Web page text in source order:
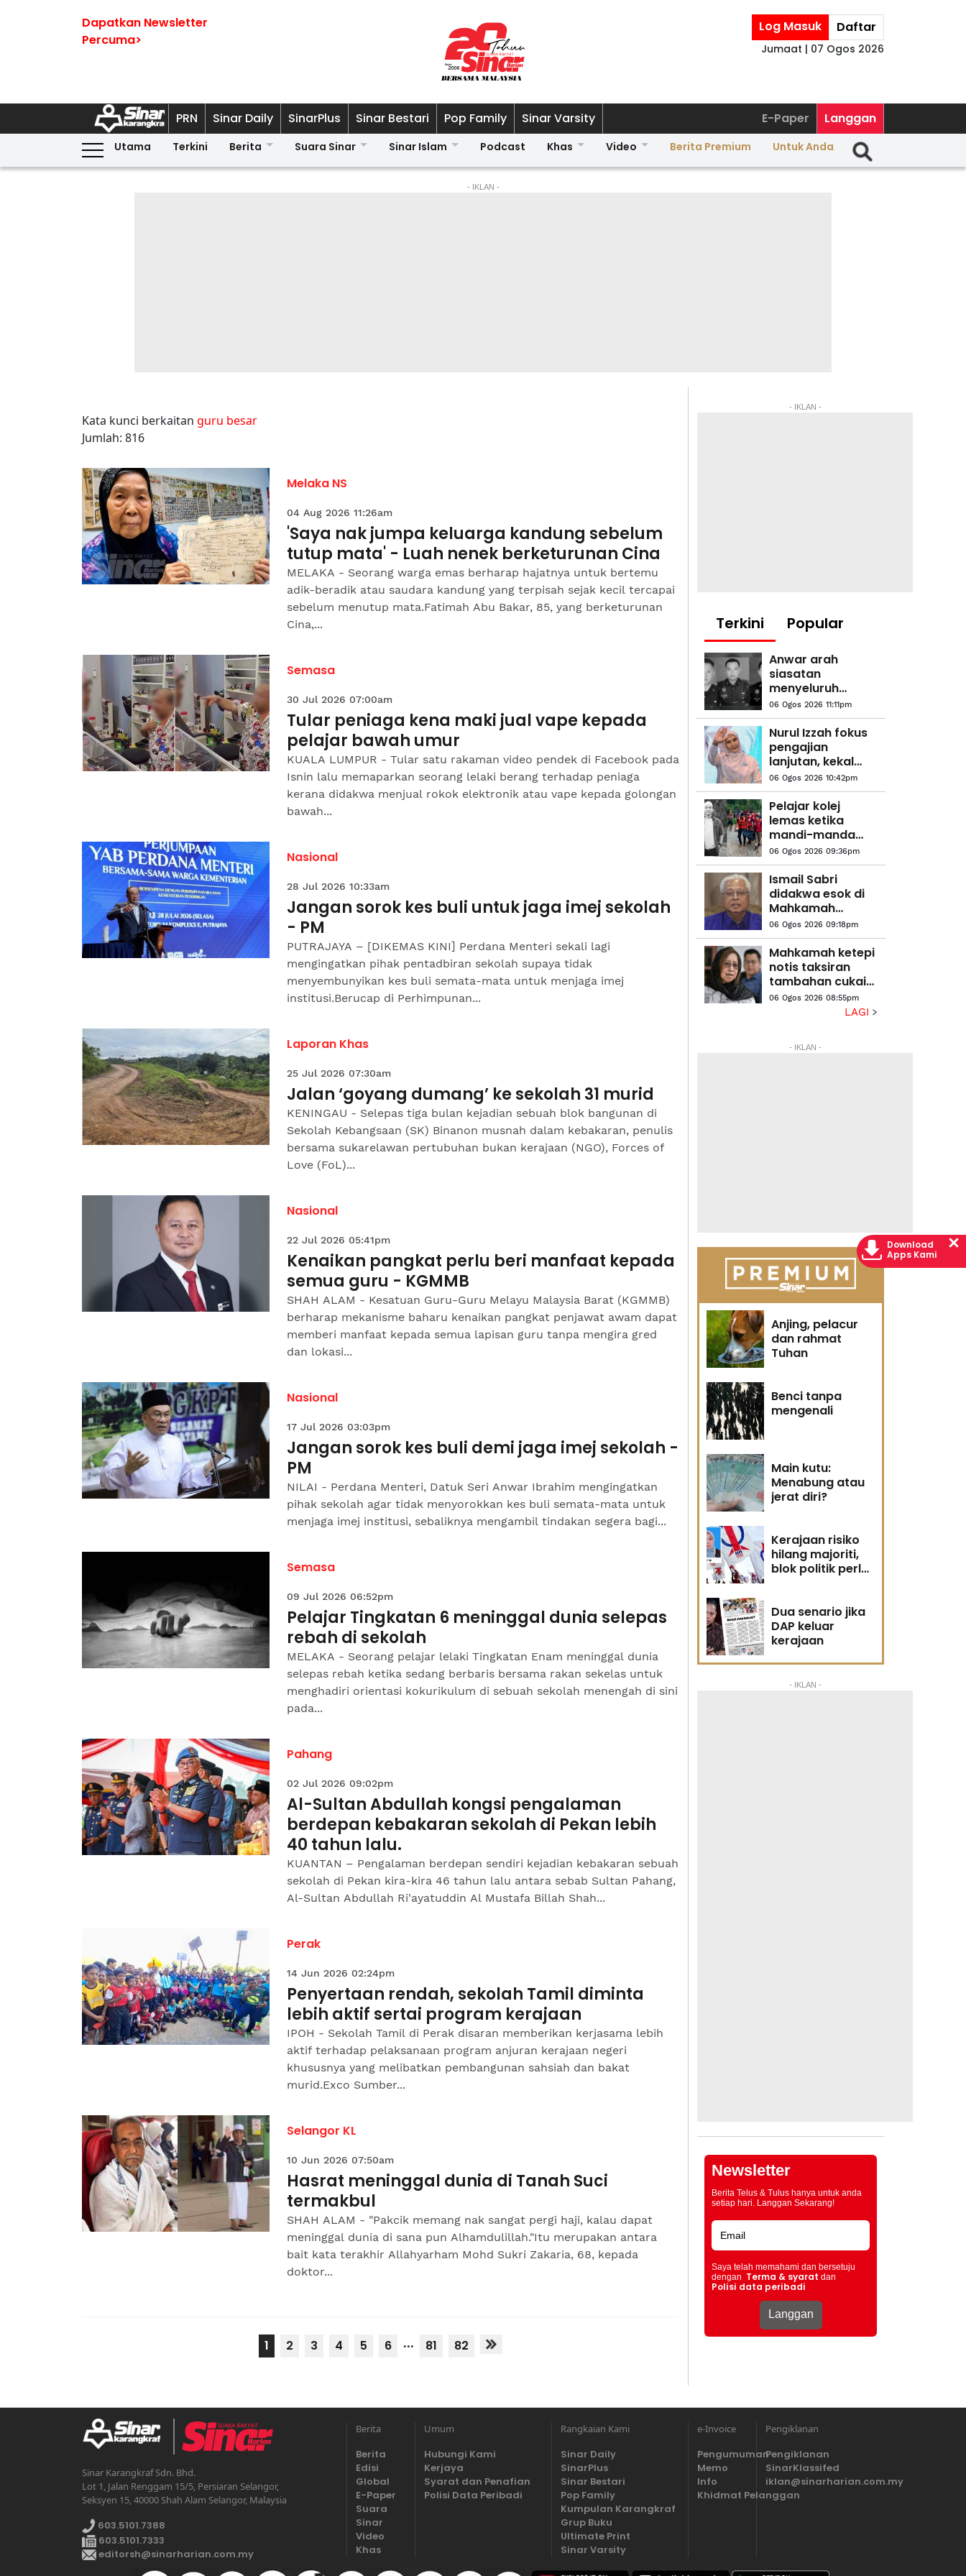
Dapatkan Newsletter
Percuma>
Log Masuk Daftar
Jumaat | 07 Ogos 2026
PRN Sinar Daily SinarPlus Sinar Bestari Pop Family Sinar Varsity E-Paper Langgan
Utama Terkini Berita Suara Sinar Sinar Islam Podcast Khas Video Berita Premium Untuk Anda
- IKLAN -
Kata kunci berkaitan guru besar
Jumlah: 816
Melaka NS
04 Aug 2026 11:26am
'Saya nak jumpa keluarga kandung sebelum
tutup mata' - Luah nenek berketurunan Cina
MELAKA - Seorang warga emas berharap hajatnya untuk bertemu
adik-beradik atau saudara kandung yang terpisah sejak kecil tercapai
sebelum menutup mata.Fatimah Abu Bakar, 85, yang berketurunan
Cina,...
Semasa
30 Jul 2026 07:00am
Tular peniaga kena maki jual vape kepada
pelajar bawah umur
KUALA LUMPUR - Tular satu rakaman video pendek di Facebook pada
Isnin lalu memaparkan seorang lelaki berang terhadap peniaga
kerana didakwa menjual rokok elektronik atau vape kepada golongan
bawah...
Nasional
28 Jul 2026 10:33am
Jangan sorok kes buli untuk jaga imej sekolah
- PM
PUTRAJAYA – [DIKEMAS KINI] Perdana Menteri sekali lagi
mengingatkan pihak pentadbiran sekolah supaya tidak
menyembunyikan kes buli semata-mata untuk menjaga imej
institusi.Berucap di Perhimpunan...
Laporan Khas
25 Jul 2026 07:30am
Jalan ‘goyang dumang’ ke sekolah 31 murid
KENINGAU - Selepas tiga bulan kejadian sebuah blok bangunan di
Sekolah Kebangsaan (SK) Binanon musnah dalam kebakaran, penulis
bersama sukarelawan pertubuhan bukan kerajaan (NGO), Forces of
Love (FoL)...
Nasional
22 Jul 2026 05:41pm
Kenaikan pangkat perlu beri manfaat kepada
semua guru - KGMMB
SHAH ALAM - Kesatuan Guru-Guru Melayu Malaysia Barat (KGMMB)
berharap mekanisme baharu kenaikan pangkat penjawat awam dapat
memberi manfaat kepada semua lapisan guru tanpa mengira gred
dan lokasi...
Nasional
17 Jul 2026 03:03pm
Jangan sorok kes buli demi jaga imej sekolah -
PM
NILAI - Perdana Menteri, Datuk Seri Anwar Ibrahim mengingatkan
pihak sekolah agar tidak menyorokkan kes buli semata-mata untuk
menjaga imej institusi, sebaliknya mengambil tindakan segera bagi...
Semasa
09 Jul 2026 06:52pm
Pelajar Tingkatan 6 meninggal dunia selepas
rebah di sekolah
MELAKA - Seorang pelajar lelaki Tingkatan Enam meninggal dunia
selepas rebah ketika sedang berbaris bersama rakan sekelas untuk
menghadiri orientasi kokurikulum di sebuah sekolah menengah di sini
pada...
Pahang
02 Jul 2026 09:02pm
Al-Sultan Abdullah kongsi pengalaman
berdepan kebakaran sekolah di Pekan lebih
40 tahun lalu.
KUANTAN – Pengalaman berdepan sendiri kejadian kebakaran sebuah
sekolah di Pekan kira-kira 46 tahun lalu antara sebab Sultan Pahang,
Al-Sultan Abdullah Ri'ayatuddin Al Mustafa Billah Shah...
Perak
14 Jun 2026 02:24pm
Penyertaan rendah, sekolah Tamil diminta
lebih aktif sertai program kerajaan
IPOH - Sekolah Tamil di Perak disaran memberikan kerjasama lebih
aktif terhadap pelaksanaan program anjuran kerajaan negeri
khususnya yang melibatkan pembangunan sahsiah dan bakat
murid.Exco Sumber...
Selangor KL
10 Jun 2026 07:50am
Hasrat meninggal dunia di Tanah Suci
termakbul
SHAH ALAM - "Pakcik memang nak sangat pergi haji, kalau dapat
meninggal dunia di sana pun Alhamdulillah."Itu merupakan antara
bait kata terakhir Allahyarham Mohd Sukri Zakaria, 68, kepada
doktor...
1 2 3 4 5 6 ... 81 82
- IKLAN -
Terkini Popular
Anwar arah
siasatan
menyeluruh
kejadian anggota
polis maut di
Beaufort
06 Ogos 2026 11:11pm
Nurul Izzah fokus
pengajian
lanjutan, kekal
sebagai anggota
PKR
06 Ogos 2026 10:42pm
Pelajar kolej
lemas ketika
mandi-manda
bersama
sembilan rakan
06 Ogos 2026 09:36pm
Ismail Sabri
didakwa esok di
Mahkamah
Sesyen Kuala
Lumpur
06 Ogos 2026 09:18pm
Mahkamah ketepi
notis taksiran
tambahan cukai
RM313.8 juta
terhadap Na'imah
06 Ogos 2026 08:55pm
LAGI
- IKLAN -
Anjing, pelacur
dan rahmat
Tuhan
Benci tanpa
mengenali
Main kutu:
Menabung atau
jerat diri?
Kerajaan risiko
hilang majoriti,
blok politik perlu
Dua senario jika
DAP keluar
kerajaan
- IKLAN -
Newsletter
Berita Telus & Tulus hanya untuk anda
setiap hari. Langgan Sekarang!
Saya telah memahami dan bersetuju
dengan Terma & syarat dan
Polisi data peribadi
Sinar Karangkraf Sdn. Bhd.
Lot 1, Jalan Renggam 15/5, Persiaran Selangor,
Seksyen 15, 40000 Shah Alam Selangor, Malaysia
603.5101.7388
603.5101.7333
editorsh@sinarharian.com.my
Berita
Berita
Edisi
Global
E-Paper
Suara
Sinar
Video
Khas
Umum
Hubungi Kami
Kerjaya
Syarat dan Penafian
Polisi Data Peribadi
Rangkaian Kami
Sinar Daily
SinarPlus
Sinar Bestari
Pop Family
Kumpulan Karangkraf
Grup Buku
Ultimate Print
Sinar Varsity
e-Invoice
Pengumuman
Memo
Info
Khidmat Pelanggan
Pengiklanan
Pengiklanan
SinarKlassifed
iklan@sinarharian.com.my
Download
Apps Kami